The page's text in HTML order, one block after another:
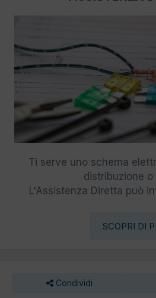
Ti serve uno schema
distribuzione o
L'Assistenza Diretta può
SCOPRI DI
Condividi